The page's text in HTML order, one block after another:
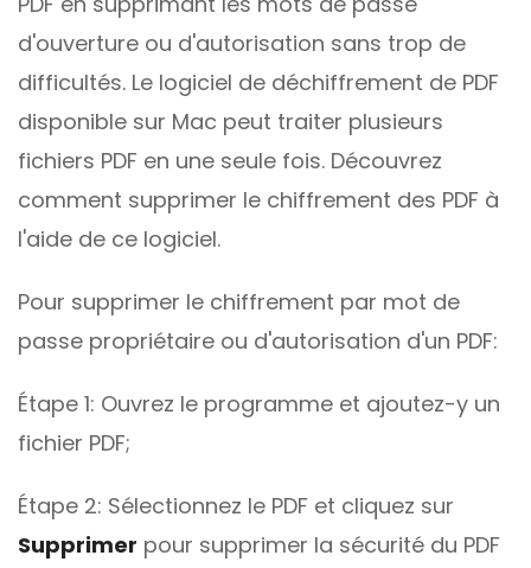
d'ouverture ou d'autorisation sans trop de
difficultés. Le logiciel de déchiffrement de PDF
disponible sur Mac peut traiter plusieurs
fichiers PDF en une seule fois. Découvrez
comment supprimer le chiffrement des PDF à
l'aide de ce logiciel.
Pour supprimer le chiffrement par mot de
passe propriétaire ou d'autorisation d'un PDF:
Étape 1: Ouvrez le programme et ajoutez-y un
fichier PDF;
Étape 2: Sélectionnez le PDF et cliquez sur
Supprimer pour supprimer la sécurité du PDF